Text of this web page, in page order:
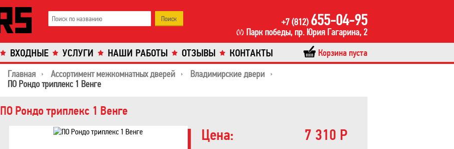
+7 (812) 655-04-95
Парк победы, пр. Юрия Гагарина, 2
ВХОДНЫЕ УСЛУГИ НАШИ РАБОТЫ ОТЗЫВЫ КОНТАКТЫ
Корзина пуста
Главная
Ассортимент межкомнатных дверей
Владимирские двери
ПО Рондо триплекс 1 Венге
ПО Рондо триплекс 1 Венге
Цена: 7 310 Р